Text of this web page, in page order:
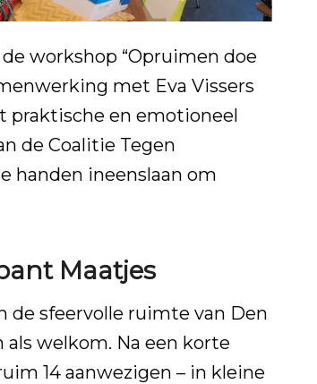
workshop “Opruimen doe
met Eva Vissers
praktische en emotioneel
de Coalitie Tegen
handen ineenslaan om
Maatjes
de sfeervolle ruimte van Den
welkom. Na een korte
14 aanwezigen – in kleine